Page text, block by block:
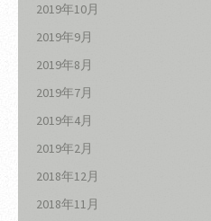
2019年10月
2019年9月
2019年8月
2019年7月
2019年4月
2019年2月
2018年12月
2018年11月